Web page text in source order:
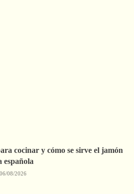
cocinar y cómo se sirve el jamón
española
06/08/2026